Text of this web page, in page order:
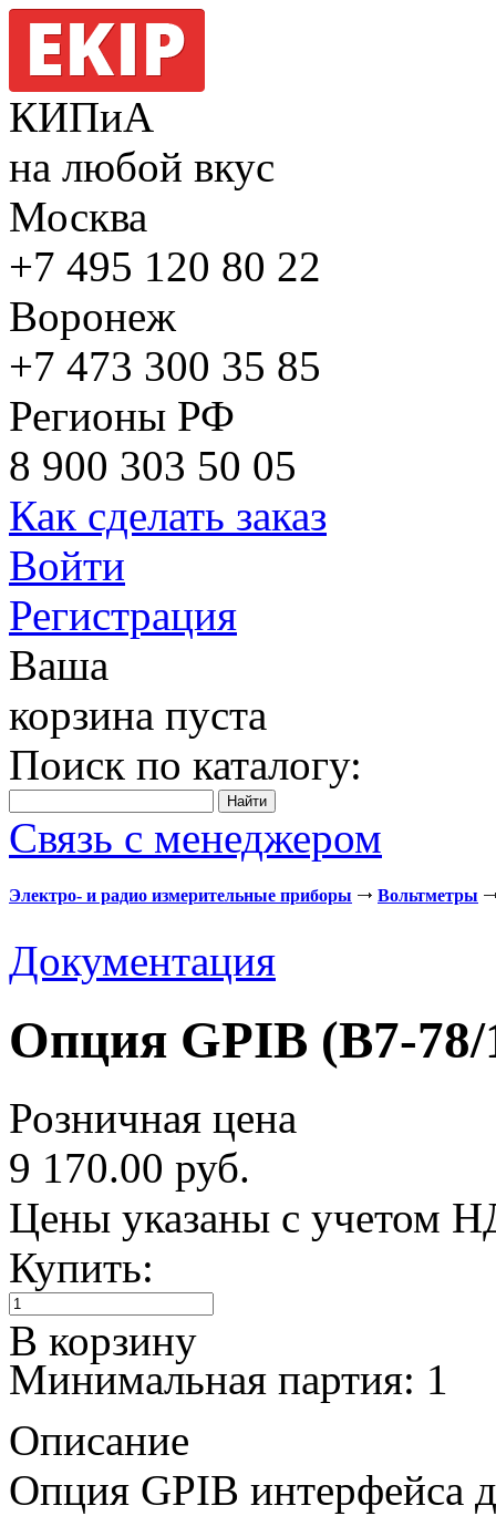
КИПиА
на любой вкус
Москва
+7 495 120 80 22
Воронеж
+7 473 300 35 85
Регионы РФ
8 900 303 50 05
Как сделать заказ
Войти
Регистрация
Ваша
корзина пуста
Поиск по каталогу:
Связь с менеджером
Электро- и радио измерительные приборы Вольтметры
Документация
Опция GPIB (В7-78/
Розничная цена
9 170.00 руб.
Цены указаны с учетом
Купить:
В корзину
Минимальная партия: 1
Описание
Опция GPIB интерфейса